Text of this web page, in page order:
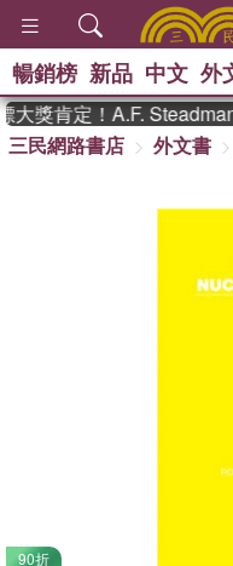
暢銷榜 新品 中文 外
獎肯定！A.F.
三民網路書店
外文書
90折